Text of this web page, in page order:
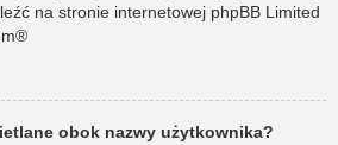
na stronie internetowej phpBB Limited
®
obok nazwy użytkownika?